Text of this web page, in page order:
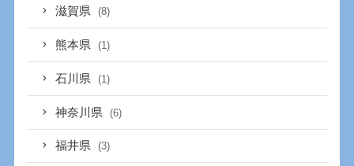
滋賀県 (8)
熊本県 (1)
石川県 (1)
神奈川県 (6)
福井県 (3)